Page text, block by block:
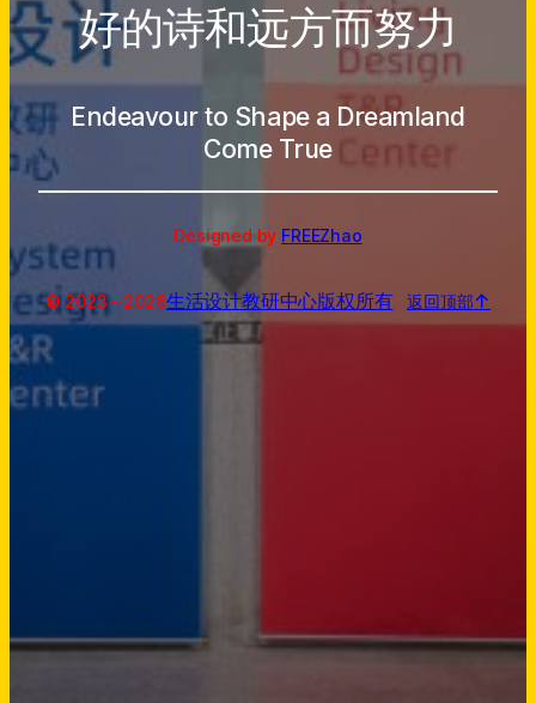
好的诗和远方而努力
Endeavour to Shape a Dreamland
Come True
Designed by FREEZhao
© 2023～2026生活设计教研中心版权所有 返回顶部↑